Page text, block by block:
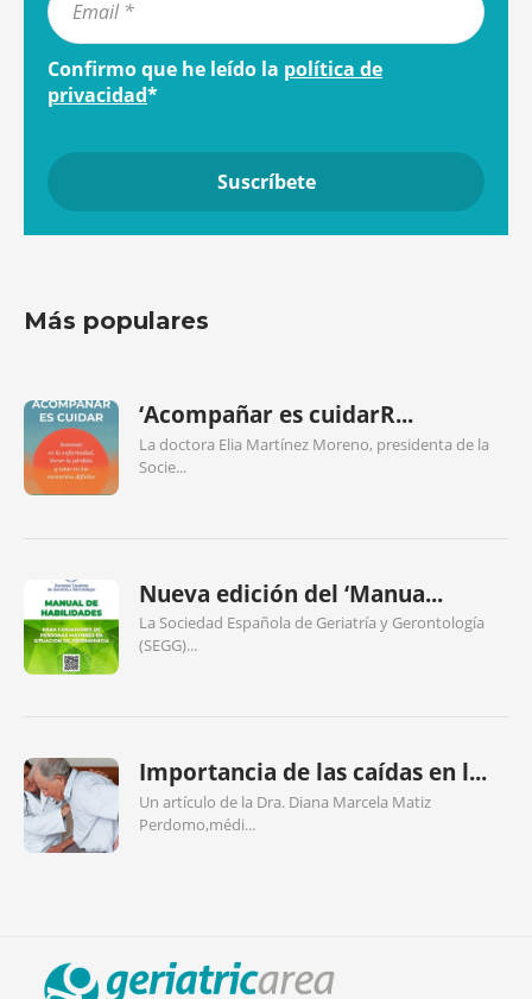
Confirmo que he leído la política de
privacidad*
Más populares
‘Acompañar es cuidarR...
La doctora Elia Martínez Moreno, presidenta de la
Socie...
Nueva edición del ‘Manua...
La Sociedad Española de Geriatría y Gerontología
(SEGG)...
Importancia de las caídas en l...
Un artículo de la Dra. Diana Marcela Matiz
Perdomo,médi...